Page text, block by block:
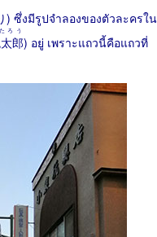
) ซึ่งมีรูปจำลองของตัวละครใน
郎
ろう
) อยู่ เพราะแถวนี้คือแถวที่